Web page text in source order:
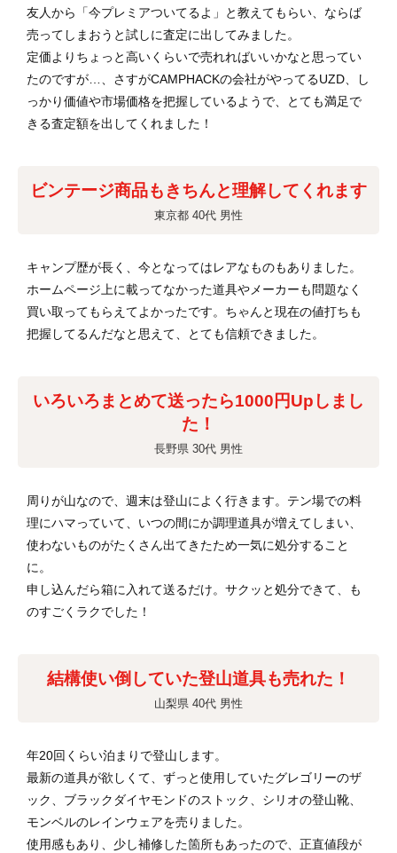
友人から「今プレミアついてるよ」と教えてもらい、ならば
売ってしまおうと試しに査定に出してみました。
定価よりちょっと高いくらいで売れればいいかなと思ってい
たのですが…、さすがCAMPHACKの会社がやってるUZD、し
っかり価値や市場価格を把握しているようで、とても満足で
きる査定額を出してくれました！
ビンテージ商品もきちんと理解してくれます
東京都 40代 男性
キャンプ歴が長く、今となってはレアなものもありました。
ホームページ上に載ってなかった道具やメーカーも問題なく
買い取ってもらえてよかったです。ちゃんと現在の値打ちも
把握してるんだなと思えて、とても信頼できました。
いろいろまとめて送ったら1000円Upしまし
た！
長野県 30代 男性
周りが山なので、週末は登山によく行きます。テン場での料
理にハマっていて、いつの間にか調理道具が増えてしまい、
使わないものがたくさん出てきたため一気に処分すること
に。
申し込んだら箱に入れて送るだけ。サクッと処分できて、も
のすごくラクでした！
結構使い倒していた登山道具も売れた！
山梨県 40代 男性
年20回くらい泊まりで登山します。
最新の道具が欲しくて、ずっと使用していたグレゴリーのザ
ック、ブラックダイヤモンドのストック、シリオの登山靴、
モンベルのレインウェアを売りました。
使用感もあり、少し補修した箇所もあったので、正直値段が